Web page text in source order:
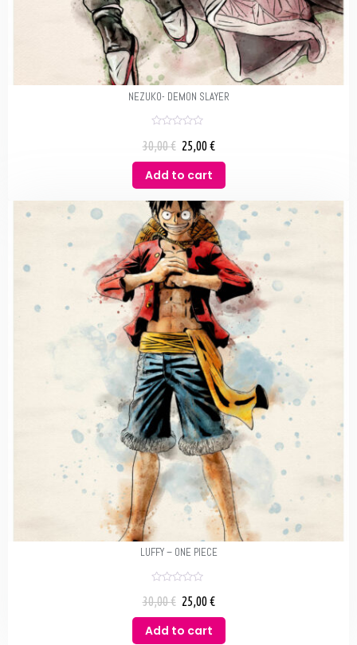
NEZUKO- DEMON SLAYER
a
e
d
u
t
o
f
5
30,00€ 25,00€
Add to cart
LUFFY – ONE PIECE
a
e
d
30,00€ 25,00€
Add to cart